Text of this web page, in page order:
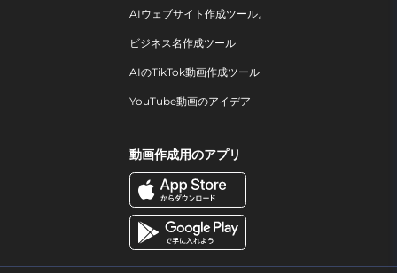
AIウェブサイト作成ツール。
ビジネス名作成ツール
AIのTikTok動画作成ツール
YouTube動画のアイデア
動画作成用のアプリ